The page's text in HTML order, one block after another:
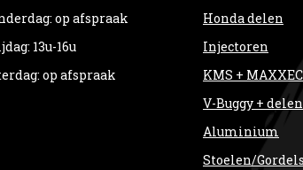
op afspraak
13u-16u
op afspraak
Honda delen
Injectoren
KMS +
V-Buggy + delen
Aluminium
Stoelen/